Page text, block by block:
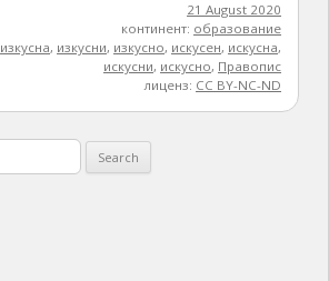
21 August 2020
континент: образование
изкусна, изкусни, изкусно, искусен, искусна,
искусни, искусно, Правопис
лиценз: CC BY-NC-ND